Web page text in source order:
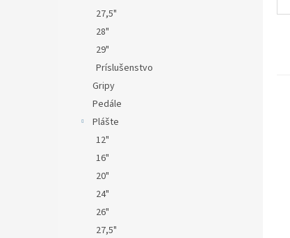
27,5"
28"
29"
Príslušenstvo
Gripy
Pedále
Plášte
12"
16"
20"
24"
26"
27,5"